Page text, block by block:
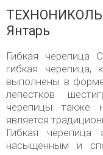
ТЕХНОНИКОЛЬ
Янтарь
Гибкая черепица
гибкая черепица,
выполнены в
лепестков
черепицы также
является
Гибкая черепица
насыщенным и